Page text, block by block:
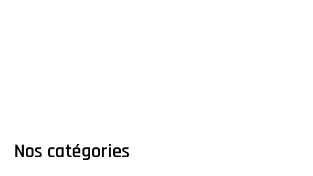
Nos catégories